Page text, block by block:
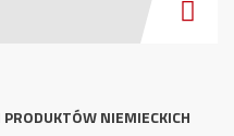
NIEMIECKICH